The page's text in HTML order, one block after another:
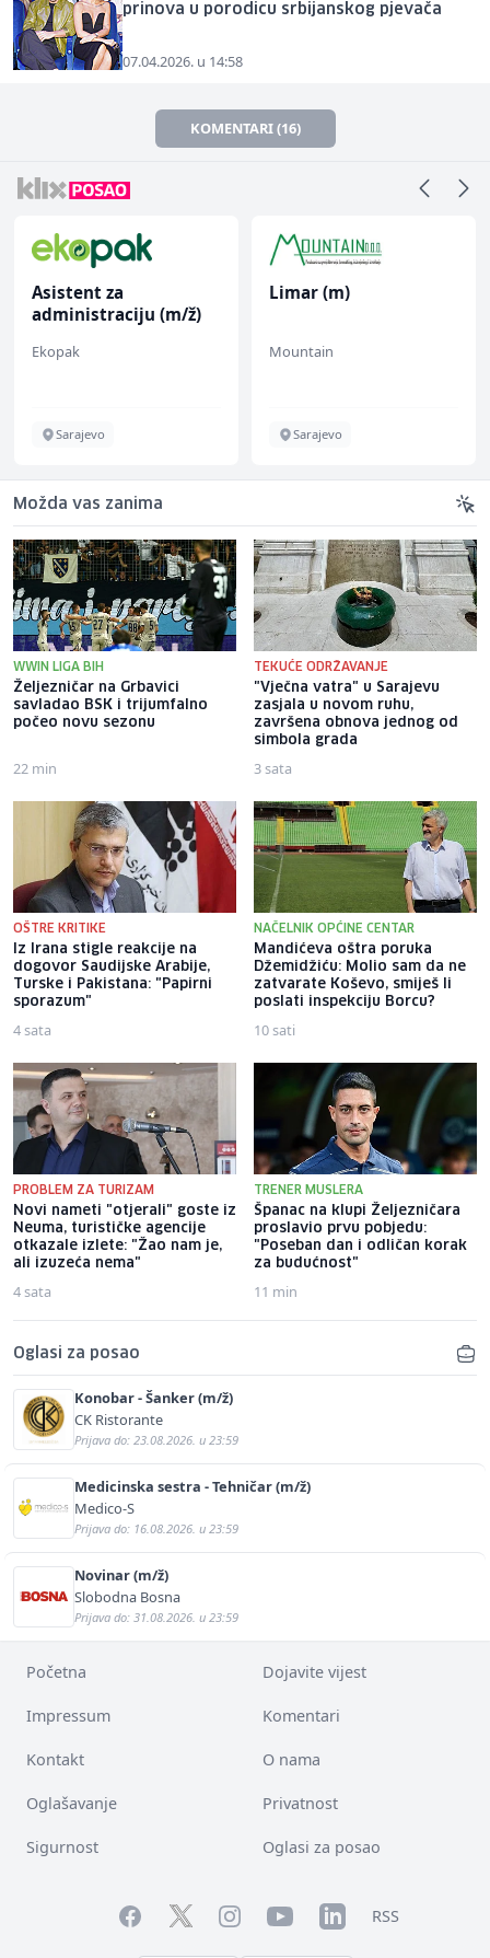
prinova u porodicu srbijanskog pjevača
07.04.2026. u 14:58
KOMENTARI (16)
Asistent za
administraciju (m/ž)
Ekopak
Sarajevo
Limar (m)
Mountain
Sarajevo
Možda vas zanima
WWIN LIGA BIH
Željezničar na Grbavici
savladao BSK i trijumfalno
počeo novu sezonu
22 min
TEKUĆE ODRŽAVANJE
"Vječna vatra" u Sarajevu
zasjala u novom ruhu,
završena obnova jednog od
simbola grada
3 sata
OŠTRE KRITIKE
Iz Irana stigle reakcije na
dogovor Saudijske Arabije,
Turske i Pakistana: "Papirni
sporazum"
4 sata
NAČELNIK OPĆINE CENTAR
Mandićeva oštra poruka
Džemidžiću: Molio sam da ne
zatvarate Koševo, smiješ li
poslati inspekciju Borcu?
10 sati
PROBLEM ZA TURIZAM
Novi nameti "otjerali" goste iz
Neuma, turističke agencije
otkazale izlete: "Žao nam je,
ali izuzeća nema"
4 sata
TRENER MUSLERA
Španac na klupi Željezničara
proslavio prvu pobjedu:
"Poseban dan i odličan korak
za budućnost"
11 min
Oglasi za posao
Konobar - Šanker (m/ž)
CK Ristorante
Prijava do: 23.08.2026. u 23:59
Medicinska sestra - Tehničar (m/ž)
Medico-S
Prijava do: 16.08.2026. u 23:59
Novinar (m/ž)
Slobodna Bosna
Prijava do: 31.08.2026. u 23:59
Početna Dojavite vijest
Impressum Komentari
Kontakt O nama
Oglašavanje Privatnost
Sigurnost Oglasi za posao
FacebookTwitterInstagramYouTubeLinkedInRSS